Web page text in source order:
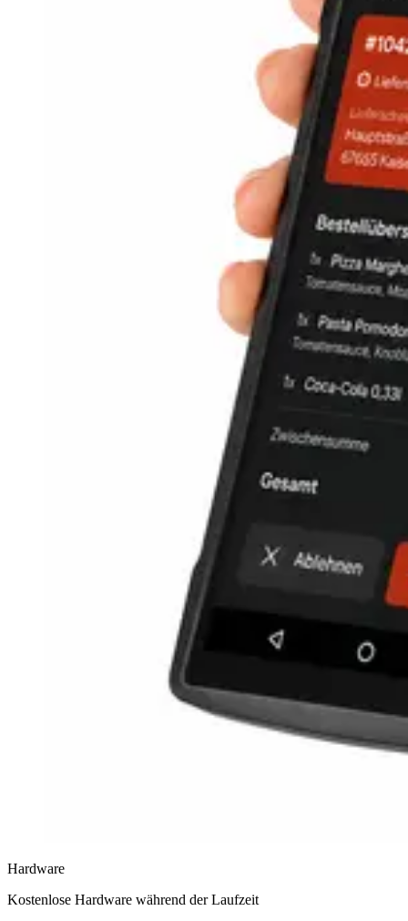
Hardware
Kostenlose Hardware während der Laufzeit